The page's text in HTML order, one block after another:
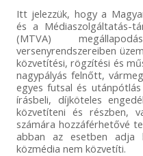
Itt jelezzük, hogy a
és a Médiaszolgáltatás-
(MTVA)
versenyrendszereiben
közvetítési, rögzítési és
nagypályás felnőtt,
egyes futsal és
írásbeli, díjköteles
közvetíteni és részben,
számára hozzáférhetővé
abban az esetben
közmédia nem közvetíti.